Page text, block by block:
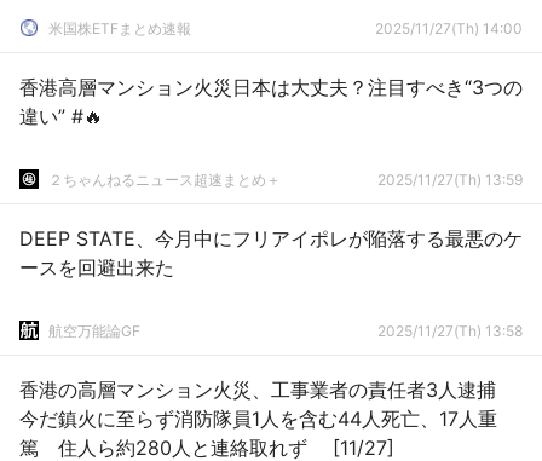
米国株ETFまとめ速報 2025/11/27(Th) 14:00
香港高層マンション火災日本は大丈夫？注目すべき“3つの
違い” #🔥
２ちゃんねるニュース超速まとめ＋ 2025/11/27(Th) 13:59
DEEP STATE、今月中にフリアイポレが陥落する最悪のケ
ースを回避出来た
航空万能論GF 2025/11/27(Th) 13:58
香港の高層マンション火災、工事業者の責任者3人逮捕
今だ鎮火に至らず消防隊員1人を含む44人死亡、17人重
篤 住人ら約280人と連絡取れず [11/27]